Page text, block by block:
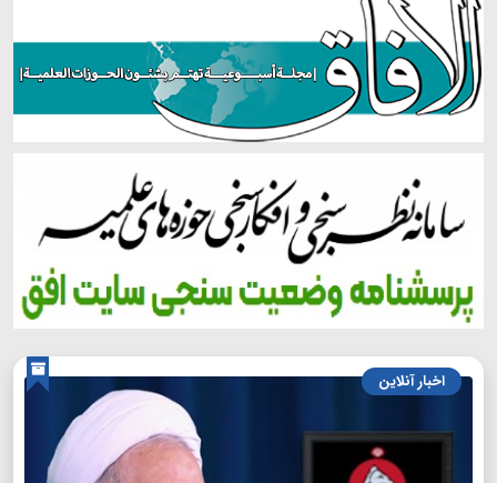
اخبار آنلاین